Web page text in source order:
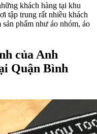
khách hàng tại khu
tập trung rất nhiều khách
phẩm như áo nhóm, áo
của Anh
Quận Bình